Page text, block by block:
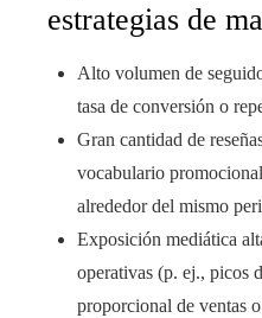
estrategias de
Alto volumen de
tasa de conversión o
Gran cantidad de
vocabulario
alrededor del mismo
Exposición mediática
operativas (p. ej., picos
proporcional de ventas